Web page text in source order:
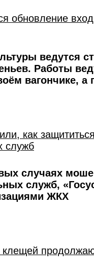
обновление
ведутся
Работы
вагончике,
как
служб
случаях
служб,
ЖКХ
клещей